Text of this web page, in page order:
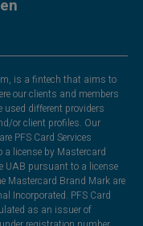
is a fintech that aims to
our clients and members
used different providers
or client profiles. Our
PFS Card Services
license by Mastercard
UAB pursuant to a license
Mastercard Brand Mark are
Incorporated. PFS Card
as an issuer of